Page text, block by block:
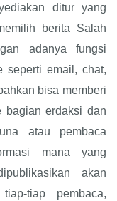
ditur yang
berita Salah
adanya fungsi
seperti email, chat,
bisa memberi
bagian erdaksi dan
atau pembaca
mana yang
akan
tiap pembaca,